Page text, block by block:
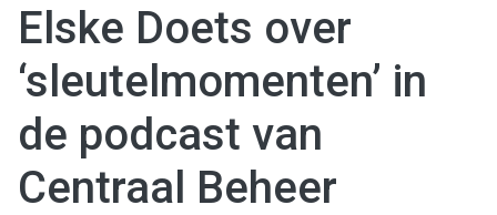
Elske Doets over
‘sleutelmomenten’ in
de podcast van
Centraal Beheer